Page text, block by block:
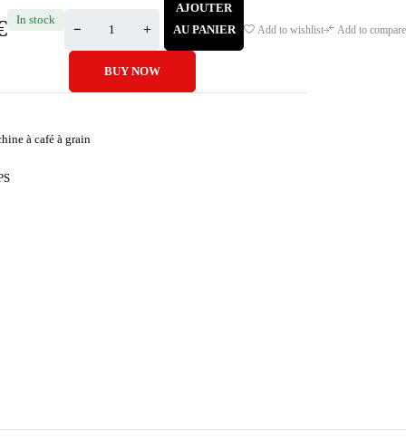
In stock
AJOUTER
AU PANIER
BUY NOW
Add to wishlist Add to compare
à café à grain